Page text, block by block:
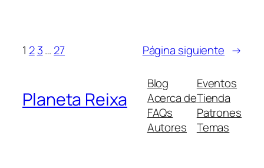
1 2 3… 27 Página siguiente →
Planeta Reixa
Blog
Acerca de
FAQs
Autores
Eventos
Tienda
Patrones
Temas